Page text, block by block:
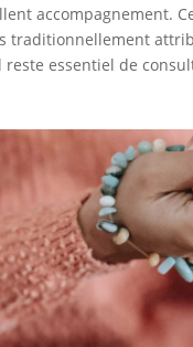
accompagnement.
traditionnellement
reste essentiel de